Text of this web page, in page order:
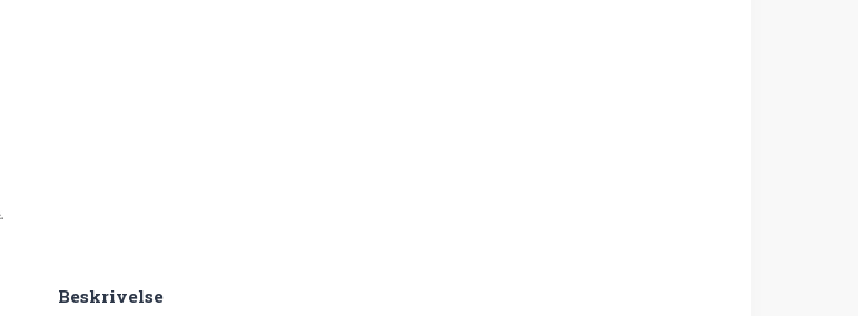
Beskrivelse